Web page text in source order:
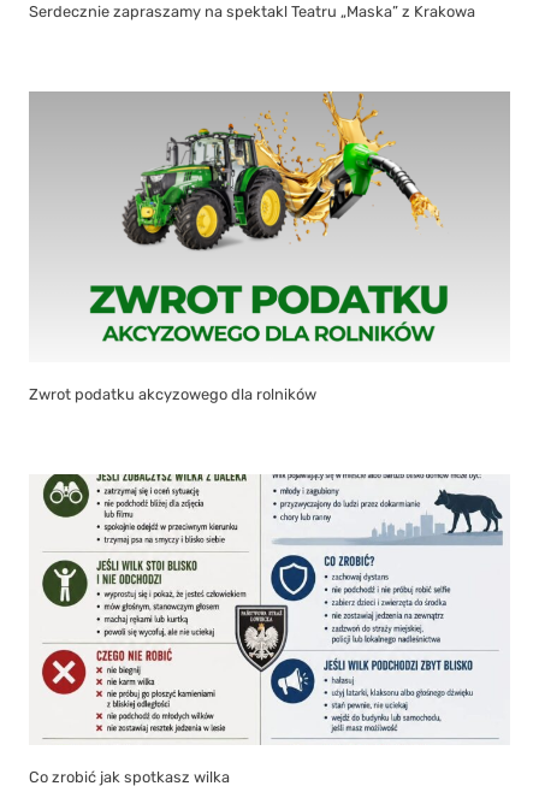
Serdecznie zapraszamy na spektakl Teatru „Maska” z Krakowa
Zwrot podatku akcyzowego dla rolników
Co zrobić jak spotkasz wilka